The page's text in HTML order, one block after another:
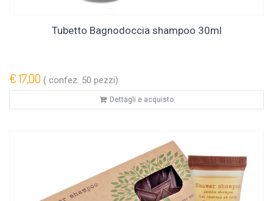
Tubetto Bagnodoccia shampoo 30ml
€ 17,00 ( confez. 50 pezzi)
Dettagli e acquisto